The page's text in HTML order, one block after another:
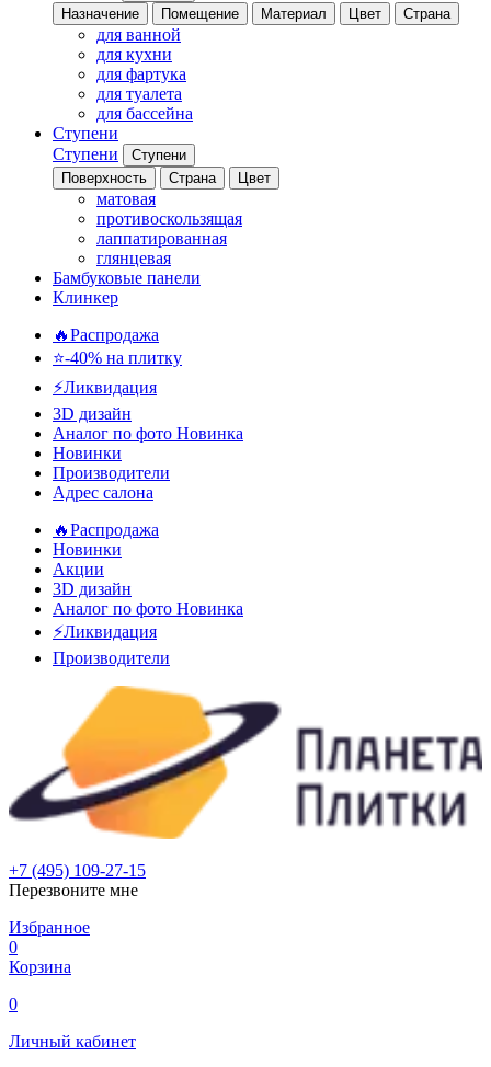
Назначение
Помещение Материал Цвет Страна
для ванной
для кухни
для фартука
для туалета
для бассейна
Ступени
Ступени
Ступени
Поверхность
Страна Цвет
матовая
противоскользящая
лаппатированная
глянцевая
Бамбуковые панели
Клинкер
🔥Распродажа
⭐-40% на плитку
⚡️Ликвидация
3D дизайн
Аналог по фото Новинка
Новинки
Производители
Адрес салона
🔥Распродажа
Новинки
Акции
3D дизайн
Аналог по фото Новинка
⚡Ликвидация
Производители
+7 (495) 109-27-15
Перезвоните мне
Избранное
0
Корзина
0
Личный кабинет